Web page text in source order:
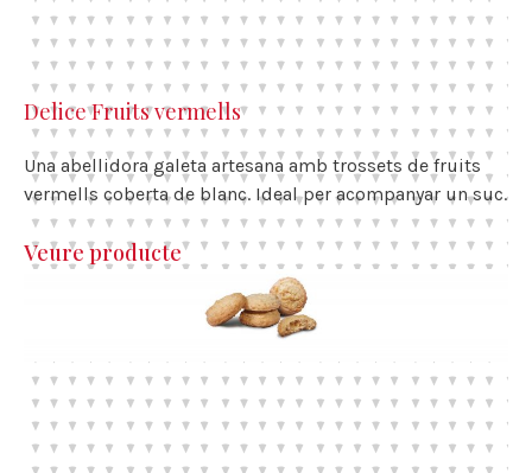
Delice Fruits vermells
Una abellidora galeta artesana amb trossets de fruits
vermells coberta de blanc. Ideal per acompanyar un suc.
Veure producte